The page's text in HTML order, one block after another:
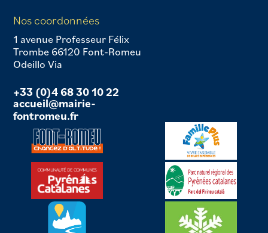
Nos coordonnées
1 avenue Professeur Félix
Trombe 66120 Font-Romeu
Odeillo Via
+33 (0)4 68 30 10 22
accueil@mairie-
fontromeu.fr